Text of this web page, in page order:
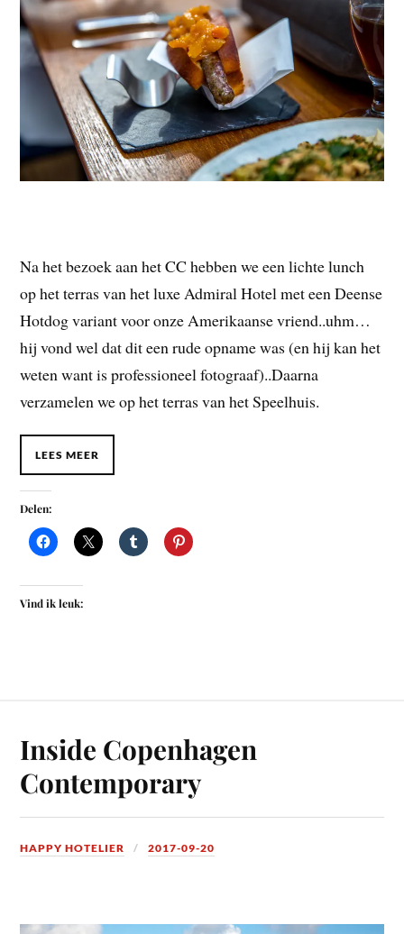
Na het bezoek aan het CC hebben we een lichte lunch
op het terras van het luxe Admiral Hotel met een Deense
Hotdog variant voor onze Amerikaanse vriend..uhm…
hij vond wel dat dit een rude opname was (en hij kan het
weten want is professioneel fotograaf)..Daarna
verzamelen we op het terras van het Speelhuis.
LEES MEER
Delen:
Vind ik leuk:
Inside Copenhagen
Contemporary
HAPPY HOTELIER 2017-09-20